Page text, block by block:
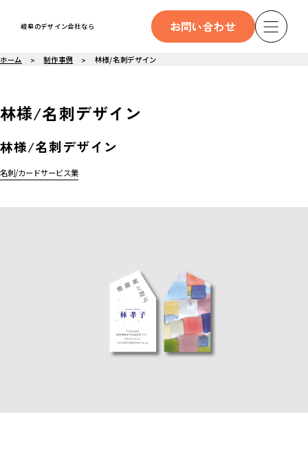
岐阜のデザイン会社なら お問い合わせ
ホーム 制作事例 林様/名刺デザイン
林様/名刺デザイン
林様/名刺デザイン
名刺/カードサービス業